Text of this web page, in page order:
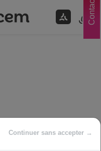
Contacts
Continuer sans accepter →